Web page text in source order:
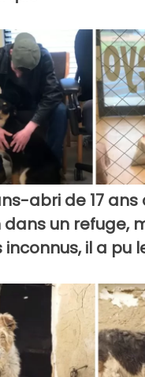
abri de 17 ans
dans un refuge,
inconnus, il a pu